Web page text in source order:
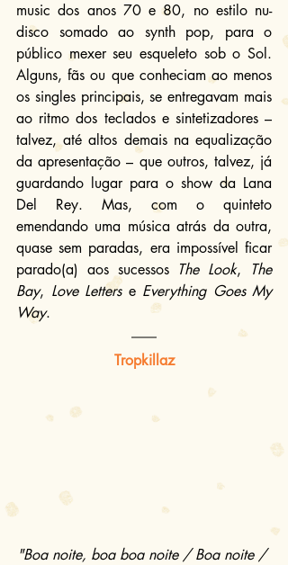
music dos anos 70 e 80, no estilo nu-
disco somado ao synth pop, para o
público mexer seu esqueleto sob o Sol.
Alguns, fãs ou que conheciam ao menos
os singles principais, se entregavam mais
ao ritmo dos teclados e sintetizadores –
talvez, até altos demais na equalização
da apresentação – que outros, talvez, já
guardando lugar para o show da Lana
Del Rey. Mas, com o quinteto
emendando uma música atrás da outra,
quase sem paradas, era impossível ficar
parado(a) aos sucessos The Look,
The
Bay, Love Letters e Everything Goes My
Way.
Tropkillaz
"Boa noite, boa boa noite / Boa noite /